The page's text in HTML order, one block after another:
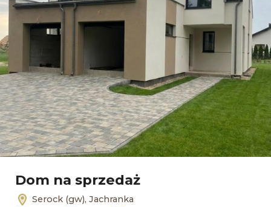
Dom na sprzedaż
Serock (gw), Jachranka